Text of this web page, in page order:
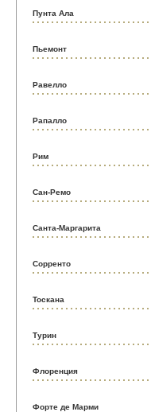
Пунта Ала
Пьемонт
Равелло
Рапалло
Рим
Сан-Ремо
Санта-Маргарита
Сорренто
Тоскана
Турин
Флоренция
Форте де Марми